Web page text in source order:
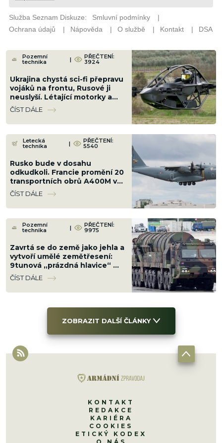
Pozemní
technika | PŘEČTENÍ:
3924
Ukrajina chystá sci-fi přepravu
vojáků na frontu, Rusové ji
neuslyší. Létající motorky a
„aerobuginy“ jsou za rohem
ČÍST DÁLE
Letecká
technika | PŘEČTENÍ:
5540
Rusko bude v dosahu
odkudkoli. Francie promění 20
transportních obrů A400M v
nosiče řízených střel s
doletem 9 000 km
ČÍST DÁLE
Pozemní
technika | PŘEČTENÍ:
9975
Zavrtá se do země jako jehla a
vytvoří umělé zemětřesení:
9tunová „prázdná hlavice“ má
sílu jako malý jaderný výbuch
ČÍST DÁLE
ZOBRAZIT DALŠÍ ČLÁNKY
KONTAKT
REDAKCE
KARIÉRA
COOKIES
ETICKÝ KODEX